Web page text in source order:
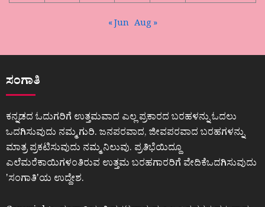
« Jun Aug »
ಸಂಗಾತಿ
ಕನ್ನಡದ ಓದುಗರಿಗೆ ಉತ್ತಮವಾದ ಎಲ್ಲ ಪ್ರಕಾರದ ಬರಹಳನ್ನು ಓದಲು
ಒದಗಿಸುವುದು ನಮ್ಮ ಗುರಿ. ಜನಪರವಾದ, ಜೀವಪರವಾದ ಬರಹಗಳನ್ನು
ಮಾತ್ರ ಪ್ರಕಟಿಸುವುದು ನಮ್ಮ ನಿಲುವು. ಪ್ರತಿಭೆಯಿದ್ದೂ
ಎಲೆಮರೆಕಾಯಿಗಳಂತಿರುವ ಉತ್ತಮ ಬರಹಗಾರರಿಗೆ ವೇದಿಕೆಒದಗಿಸುವುದು
ʼಸಂಗಾತಿʼಯ ಉದ್ದೇಶ.